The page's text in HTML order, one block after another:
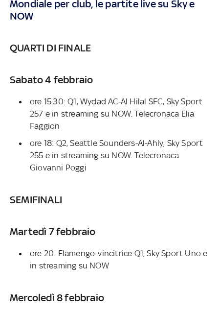
Mondiale per club, le partite live su Sky e
NOW
QUARTI DI FINALE
Sabato 4 febbraio
ore 15.30: Q1, Wydad AC-Al Hilal SFC, Sky Sport
257 e in streaming su NOW. Telecronaca Elia
Faggion
ore 18: Q2, Seattle Sounders-Al-Ahly, Sky Sport
255 e in streaming su NOW. Telecronaca
Giovanni Poggi
SEMIFINALI
Martedì 7 febbraio
ore 20: Flamengo-vincitrice Q1, Sky Sport Uno e
in streaming su NOW
Mercoledì 8 febbraio